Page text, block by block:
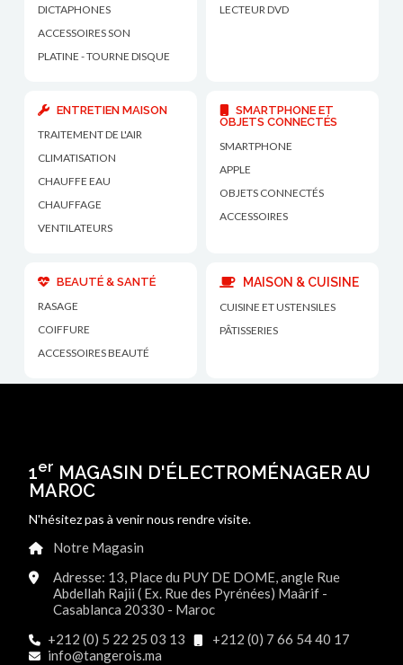
DICTAPHONES
ACCESSOIRES SON
PLATINE - TOURNE DISQUE
LECTEUR DVD
ENTRETIEN MAISON
TRAITEMENT DE L'AIR
CLIMATISATION
CHAUFFE EAU
CHAUFFAGE
VENTILATEURS
SMARTPHONE ET
OBJETS CONNECTÉS
SMARTPHONE
APPLE
OBJETS CONNECTÉS
ACCESSOIRES
BEAUTÉ & SANTÉ
RASAGE
COIFFURE
ACCESSOIRES BEAUTÉ
MAISON & CUISINE
CUISINE ET USTENSILES
PÂTISSERIES
1er MAGASIN D'ÉLECTROMÉNAGER AU
MAROC
N'hésitez pas à venir nous rendre visite.
Notre Magasin
Adresse: 13, Place du PUY DE DOME, angle Rue
Abdellah Rajii ( Ex. Rue des Pyrénées) Maârif -
Casablanca 20330 - Maroc
+212 (0) 5 22 25 03 13
+212 (0) 7 66 54 40 17
info@tangerois.ma